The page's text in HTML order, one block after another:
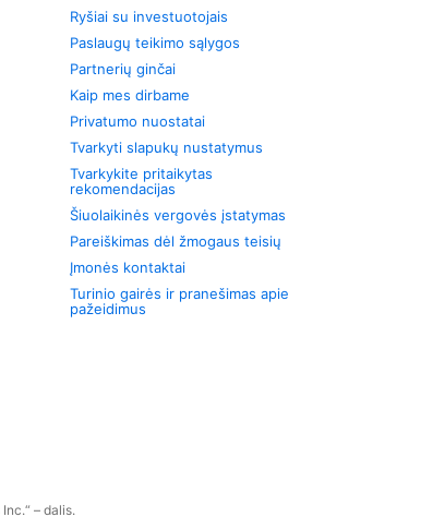
Ryšiai su investuotojais
Paslaugų teikimo sąlygos
Partnerių ginčai
Kaip mes dirbame
Privatumo nuostatai
Tvarkyti slapukų nustatymus
Tvarkykite pritaikytas
rekomendacijas
Šiuolaikinės vergovės įstatymas
Pareiškimas dėl žmogaus teisių
Įmonės kontaktai
Turinio gairės ir pranešimas apie
pažeidimus
– dalis.